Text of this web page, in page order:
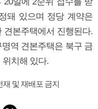
돼 있으며 정당 계약은
견본주택에서 진행된다.
역 견본주택은 북구 금
위치해 있다.
및 재배포 금지